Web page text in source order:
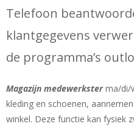
Telefoon
klantgegevens
de programma’s
Magazijn medewerksterma/di/
kleding en schoenen,
winkel. Deze functie kan fysiek